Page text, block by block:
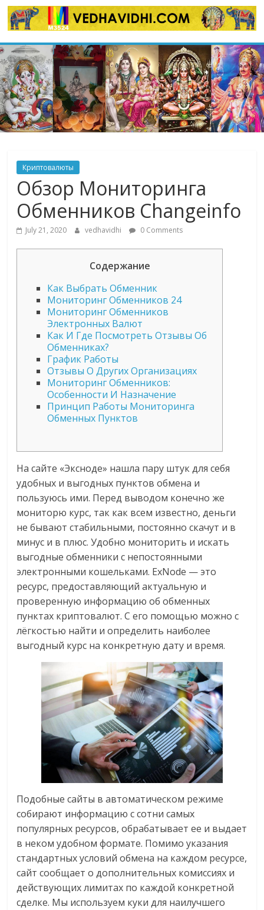
Skip
to
Криптовалюты
Обзор Мониторинга
Обменников Changeinfo
July 21, 2020 vedhavidhi 0 Comments
Содержание
Как Выбрать Обменник
Мониторинг Обменников 24
Мониторинг Обменников
Электронных Валют
Как И Где Посмотреть Отзывы Об
Обменниках?
График Работы
Отзывы О Других Организациях
Мониторинг Обменников:
Особенности И Назначение
Принцип Работы Мониторинга
Обменных Пунктов
На сайте «Эксноде» нашла пару штук для себя
удобных и выгодных пунктов обмена и
пользуюсь ими. Перед выводом конечно же
мониторю курс, так как всем известно, деньги
не бывают стабильными, постоянно скачут и в
минус и в плюс. Удобно мониторить и искать
выгодные обменники с непостоянными
электронными кошельками. ExNode — это
ресурс, предоставляющий актуальную и
проверенную информацию об обменных
пунктах криптовалют. С его помощью можно с
лёгкостью найти и определить наиболее
выгодный курс на конкретную дату и время.
Подобные сайты в автоматическом режиме
собирают информацию с сотни самых
популярных ресурсов, обрабатывает ее и выдает
в неком удобном формате. Помимо указания
стандартных условий обмена на каждом ресурсе,
сайт сообщает о дополнительных комиссиях и
действующих лимитах по каждой конкретной
сделке. Мы используем куки для наилучшего